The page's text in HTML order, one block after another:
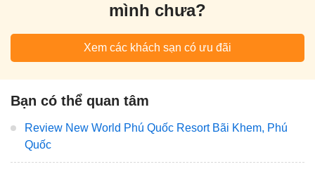
mình chưa?
Xem các khách sạn có ưu đãi
Bạn có thể quan tâm
Review New World Phú Quốc Resort Bãi Khem, Phú
Quốc